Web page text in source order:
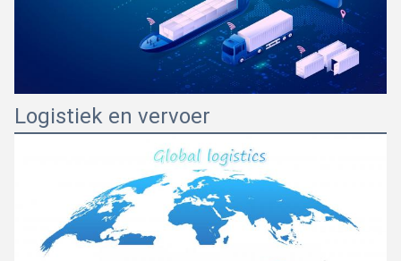
Logistiek en vervoer